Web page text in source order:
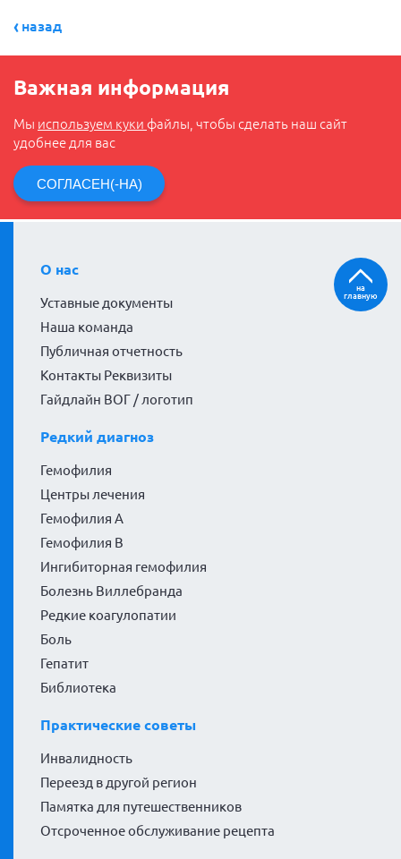
назад
Важная информация
Мы используем куки файлы, чтобы сделать наш сайт
удобнее для вас
СОГЛАСЕН(-НА)
О нас
Уставные документы
Наша команда
Публичная отчетность
Контакты Реквизиты
Гайдлайн ВОГ / логотип
Редкий диагноз
Гемофилия
Центры лечения
Гемофилия А
Гемофилия В
Ингибиторная гемофилия
Болезнь Виллебранда
Редкие коагулопатии
Боль
Гепатит
Библиотека
Практические советы
Инвалидность
Переезд в другой регион
Памятка для путешественников
Отсроченное обслуживание рецепта
на
главную